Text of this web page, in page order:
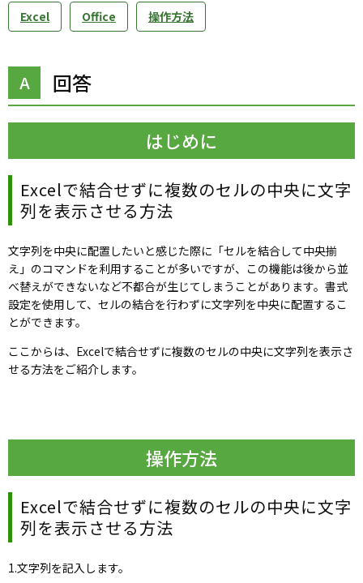
Excel Office 操作方法
回答
はじめに
Excelで結合せずに複数のセルの中央に文字
列を表示させる方法
文字列を中央に配置したいと感じた際に「セルを結合して中央揃
え」のコマンドを利用することが多いですが、この機能は後から並
べ替えができないなど不都合が生じてしまうことがあります。 書式
設定を使用して、セルの結合を行わずに文字列を中央に配置するこ
とができます。
ここからは、 Excelで結合せずに複数のセルの中央に文字列を表示さ
せる方法をご紹介します。
操作方法
Excelで結合せずに複数のセルの中央に文字
列を表示させる方法
1.文字列を記入します。